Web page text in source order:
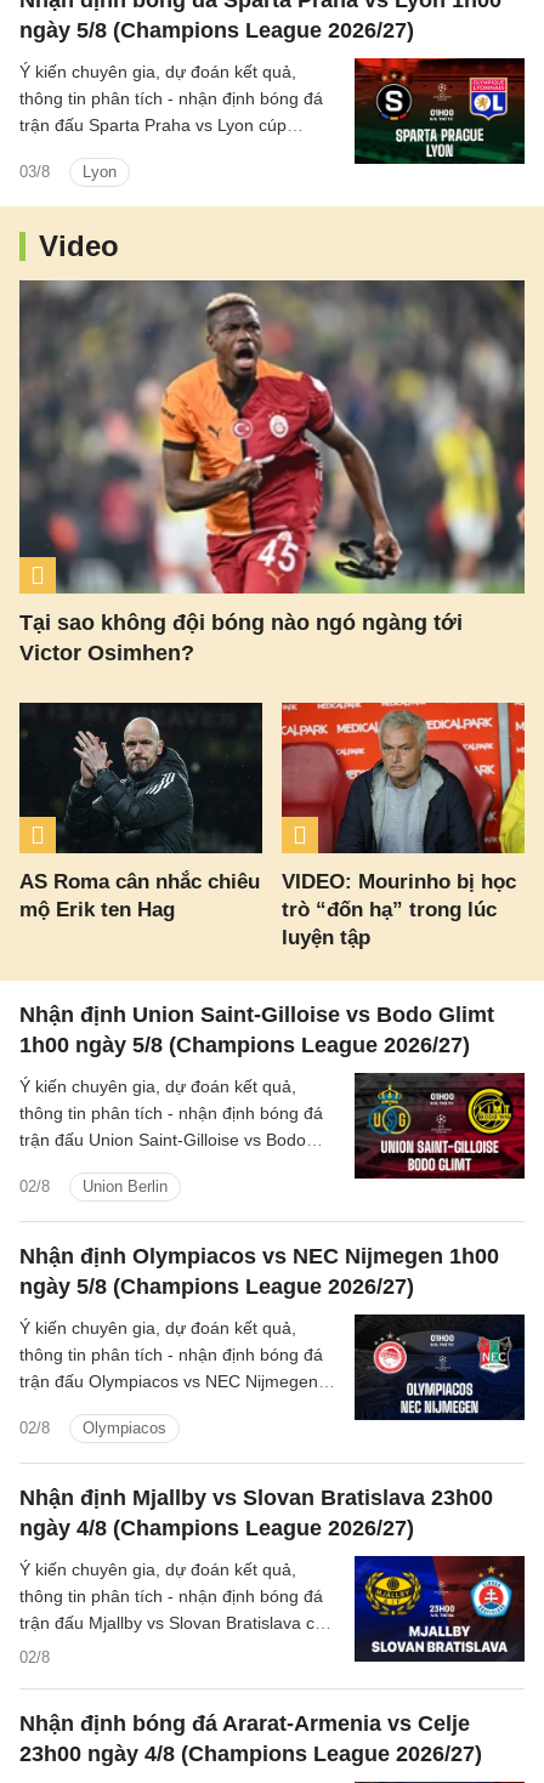
ngày 5/8 (Champions League 2026/27)
03/8 Lyon
Ý kiến chuyên gia, dự đoán kết quả,
thông tin phân tích - nhận định bóng đá
trận đấu Sparta Praha vs Lyon cúp
hôm nay.
Video
Tại sao không đội bóng nào ngó ngàng tới
Victor Osimhen?
AS Roma cân nhắc chiêu
mộ Erik ten Hag
VIDEO: Mourinho bị học
trò “đốn hạ” trong lúc
luyện tập
Nhận định Union Saint-Gilloise vs Bodo Glimt
1h00 ngày 5/8 (Champions League 2026/27)
02/8 Union Berlin
Ý kiến chuyên gia, dự đoán kết quả,
thông tin phân tích - nhận định bóng đá
trận đấu Union Saint-Gilloise vs Bodo
2026/27 hôm nay.
Nhận định Olympiacos vs NEC Nijmegen 1h00
ngày 5/8 (Champions League 2026/27)
02/8 Olympiacos
Ý kiến chuyên gia, dự đoán kết quả,
thông tin phân tích - nhận định bóng đá
trận đấu Olympiacos vs NEC Nijmegen
2026/27 hôm nay.
Nhận định Mjallby vs Slovan Bratislava 23h00
ngày 4/8 (Champions League 2026/27)
02/8
Ý kiến chuyên gia, dự đoán kết quả,
thông tin phân tích - nhận định bóng đá
trận đấu Mjallby vs Slovan Bratislava cúp
C1/UEFA Champions League 2026/27
Nhận định bóng đá Ararat-Armenia vs Celje
23h00 ngày 4/8 (Champions League 2026/27)